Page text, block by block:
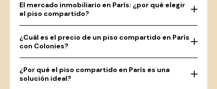
El mercado inmobiliario en París: ¿por qué elegir
el piso compartido?
¿Cuál es el precio de un piso compartido en París
con Colonies?
¿Por qué el piso compartido en París es una
solución ideal?